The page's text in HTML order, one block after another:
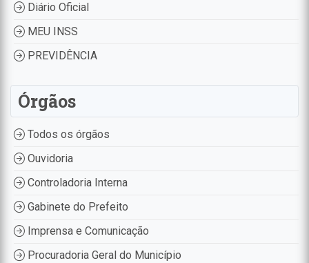
Diário Oficial
MEU INSS
PREVIDÊNCIA
Órgãos
Todos os órgãos
Ouvidoria
Controladoria Interna
Gabinete do Prefeito
Imprensa e Comunicação
Procuradoria Geral do Município